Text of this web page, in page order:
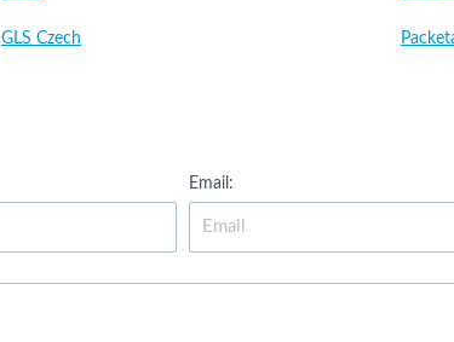
GLS Czech
Email: